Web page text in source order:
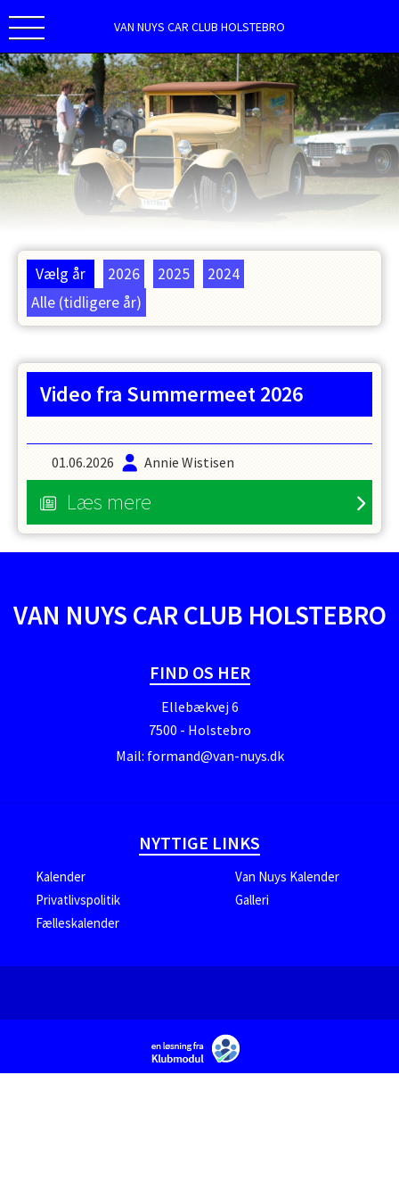
VAN NUYS CAR CLUB HOLSTEBRO
Vælg år 2026 2025
2024
Alle (tidligere år)
Video fra Summermeet 2026
01.06.2026 Annie Wistisen
Læs mere
VAN NUYS CAR CLUB HOLSTEBRO
FIND OS HER
Ellebækvej 6
7500 - Holstebro
Mail: formand@van-nuys.dk
NYTTIGE LINKS
Kalender
Van Nuys Kalender
Privatlivspolitik
Galleri
Fælleskalender